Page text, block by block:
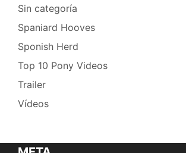
Sin categoría
Spaniard Hooves
Sponish Herd
Top 10 Pony Videos
Trailer
Vídeos